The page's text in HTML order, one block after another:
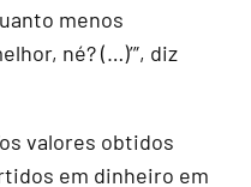
menos
né? (…)’”, diz
valores obtidos
em dinheiro em